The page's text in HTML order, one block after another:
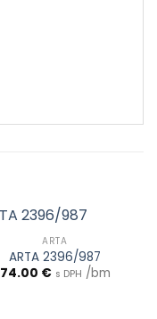
ARTA
ARTA 2396/987
74.00 € s DPH /bm